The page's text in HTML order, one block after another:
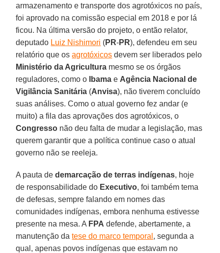
armazenamento e transporte dos agrotóxicos no país,
foi aprovado na comissão especial em 2018 e por lá
ficou. Na última versão do projeto, o então relator,
deputado Luiz Nishimori (PR-PR), defendeu em seu
relatório que osagrotóxicos devem ser liberados pelo
Ministério da Agricultura mesmo se os órgãos
reguladores, como o
Ibama e Agência Nacional de
Vigilância Sanitária (Anvisa), não tiverem concluído
suas análises. Como o atual governo fez andar (e
muito) a fila das aprovações dos agrotóxicos, o
Congresso não deu falta de mudar a legislação, mas
querem garantir que a política continue caso o atual
governo não se reeleja.
A pauta dedemarcação de terras indígenas, hoje
de responsabilidade do Executivo, foi também tema
de defesas, sempre falando em nomes das
comunidades indígenas, embora nenhuma estivesse
presente na mesa. A FPA defende, abertamente, a
manutenção datese do marco temporal , segunda a
qual, apenas povos indígenas que estavam no